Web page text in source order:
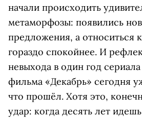
начали происходить
метаморфозы: появились
предложения, а относиться
гораздо спокойнее. И
невыхода в один год
фильма «Декабрь» сегодня
что прошёл. Хотя это,
удар: когда десять лет